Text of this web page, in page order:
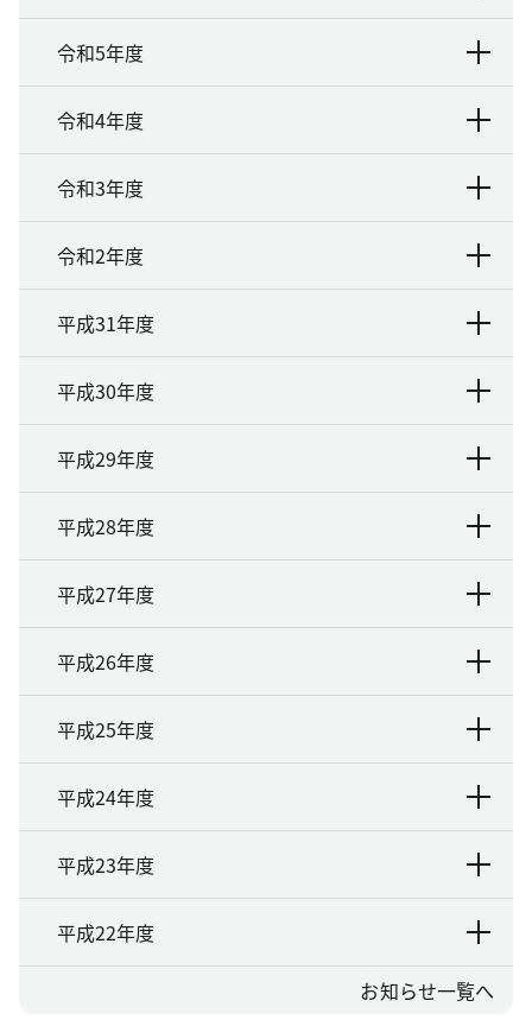
令和5年度
令和4年度
令和3年度
令和2年度
平成31年度
平成30年度
平成29年度
平成28年度
平成27年度
平成26年度
平成25年度
平成24年度
平成23年度
平成22年度
お知らせ一覧へ